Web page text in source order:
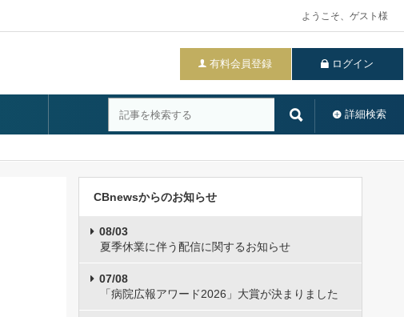
ようこそ、ゲスト様
有料会員登録 ログイン
詳細検索
CBnewsからのお知らせ
08/03
夏季休業に伴う配信に関するお知らせ
07/08
「病院広報アワード2026」大賞が決まりました